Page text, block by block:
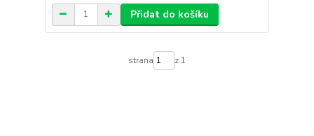
Přidat do košíku
strana z 1